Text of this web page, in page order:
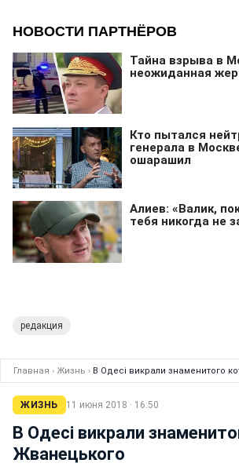
редакция
Главная › Жизнь › В Одесі викрали знаменитого
ЖИЗНЬ 11 июня 2018 · 16:50
В Одесі викрали
Жванецького